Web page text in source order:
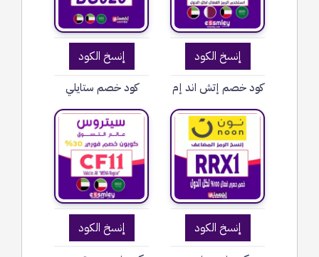
إنسخ الكود
كود خصم إتش اند إم
إنسخ الكود
كود خصم ستايلي
إنسخ الكود إنسخ الكود